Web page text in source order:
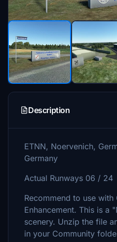
Description
ETNN, Noervenich,
Germany
Actual Runways 06 / 24
Recommend to use with
Enhancement. This is a
scenery. Unzip the file
in your Community